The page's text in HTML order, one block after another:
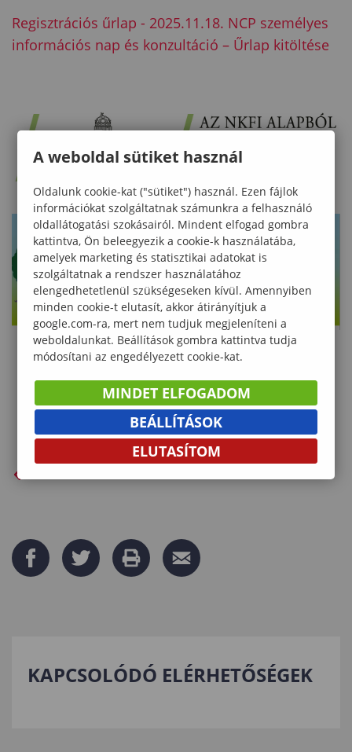
Regisztrációs űrlap - 2025.11.18. NCP személyes
információs nap és konzultáció – Űrlap kitöltése
KAPCSOLÓDÓ ELÉRHETŐSÉGEK
A weboldal sütiket használ
Oldalunk cookie-kat ("sütiket") használ. Ezen fájlok
információkat szolgáltatnak számunkra a felhasználó
oldallátogatási szokásairól. Mindent elfogad gombra
kattintva, Ön beleegyezik a cookie-k használatába,
amelyek marketing és statisztikai adatokat is
szolgáltatnak a rendszer használatához
elengedhetetlenül szükségeseken kívül. Amennyiben
minden cookie-t elutasít, akkor átirányítjuk a
google.com-ra, mert nem tudjuk megjeleníteni a
weboldalunkat. Beállítások gombra kattintva tudja
módosítani az engedélyezett cookie-kat.
MINDET ELFOGADOM
BEÁLLÍTÁSOK
ELUTASÍTOM